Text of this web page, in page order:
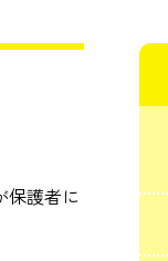
保護者に